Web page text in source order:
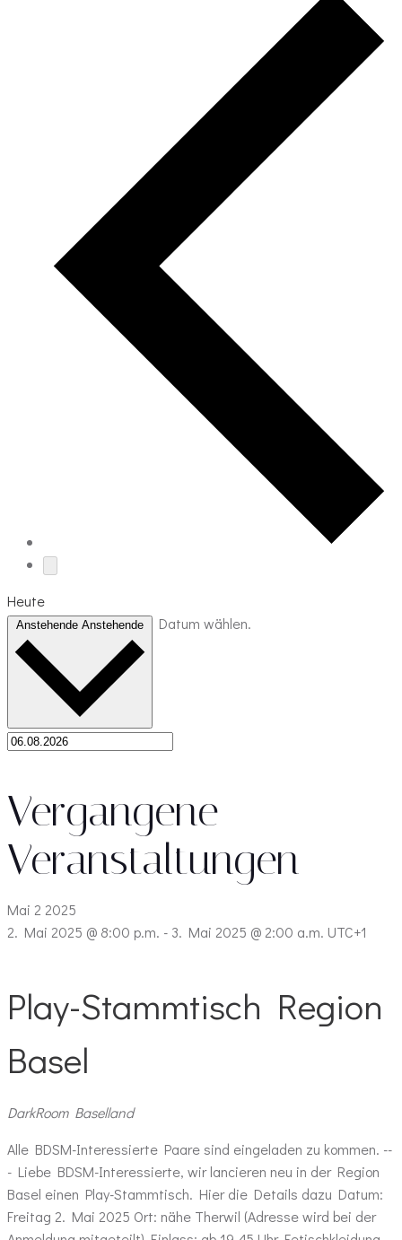
Heute
Anstehende Anstehende Datum wählen.
Vergangene
Veranstaltungen
Mai 2 2025
2. Mai 2025 @ 8:00 p.m. - 3. Mai 2025 @ 2:00 a.m. UTC+1
Play-Stammtisch Region
Basel
DarkRoom Baselland
Alle BDSM-Interessierte Paare sind eingeladen zu kommen. --
- Liebe BDSM-Interessierte, wir lancieren neu in der Region
Basel einen Play-Stammtisch. Hier die Details dazu Datum:
Freitag 2. Mai 2025 Ort: nähe Therwil (Adresse wird bei der